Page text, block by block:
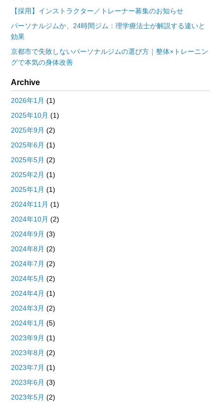
【採用】インストラクター／トレーナー募集のお知らせ
パーソナルジムか、24時間ジム：理学療法士が解説する違いと
効果
京都市で失敗しないパーソナルジムの選び方｜整体×トレーニン
グで本気の身体改善
Archive
2026年1月 (1)
2025年10月 (1)
2025年9月 (2)
2025年6月 (1)
2025年5月 (2)
2025年2月 (1)
2025年1月 (1)
2024年11月 (1)
2024年10月 (2)
2024年9月 (3)
2024年8月 (2)
2024年7月 (2)
2024年5月 (2)
2024年4月 (1)
2024年3月 (2)
2024年1月 (5)
2023年9月 (1)
2023年8月 (2)
2023年7月 (1)
2023年6月 (3)
2023年5月 (2)